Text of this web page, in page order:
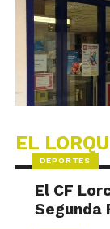
EL
DEPORTES
El CF
Segunda